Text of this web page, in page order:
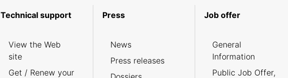
Technical support
View the Web
site
Get / Renew your
Press
News
Press releases
Job offer
General
Information
Public Job Offer,